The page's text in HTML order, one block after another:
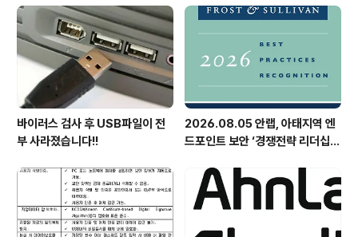
바이러스 검사 후 USB파일이 전
부 사라졌습니다!!
2026.08.05 안랩, 아태지역 엔
드포인트 보안 ‘경쟁전략 리더십’